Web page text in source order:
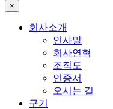
×
회사소개
인사말
회사연혁
조직도
인증서
오시는 길
구기